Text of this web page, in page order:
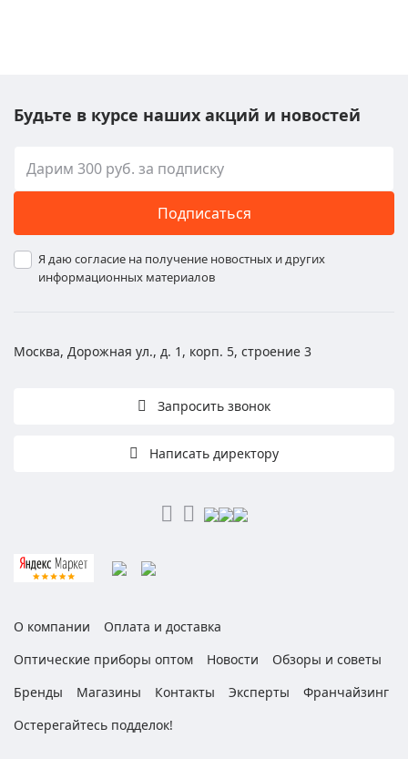
Будьте в курсе наших акций и новостей
Подписаться
Я даю согласие на получение новостных и других
информационных материалов
Москва, Дорожная ул., д. 1, корп. 5, строение 3
Запросить звонок
Написать директору
О компании
Оплата и доставка
Оптические приборы оптом
Новости
Обзоры и советы
Бренды
Магазины Контакты Эксперты
Франчайзинг
Остерегайтесь подделок!